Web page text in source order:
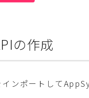
の作成
ンポートして